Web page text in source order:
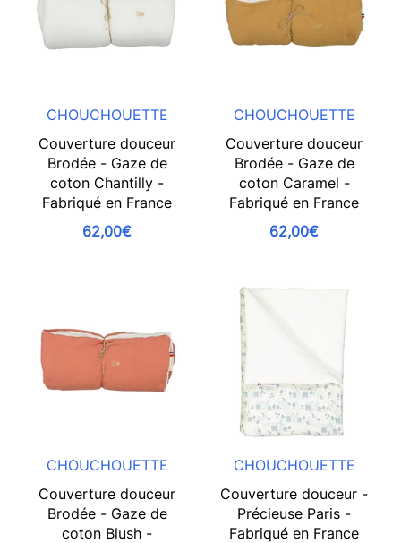
CHOUCHOUETTE
Couverture douceur
Brodée - Gaze de
coton Chantilly -
Fabriqué en France
62,00€
CHOUCHOUETTE
Couverture douceur
Brodée - Gaze de
coton Caramel -
Fabriqué en France
62,00€
CHOUCHOUETTE
Couverture douceur
Brodée - Gaze de
coton Blush -
CHOUCHOUETTE
Couverture douceur -
Précieuse Paris -
Fabriqué en France